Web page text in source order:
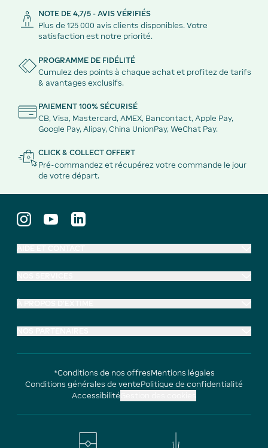
NOTE DE 4,7/5 - AVIS VÉRIFIÉS
Plus de 125 000 avis clients disponibles. Votre
satisfaction est notre priorité.
PROGRAMME DE FIDÉLITÉ
Cumulez des points à chaque achat et profitez de tarifs
& avantages exclusifs.
PAIEMENT 100% SÉCURISÉ
CB, Visa, Mastercard, AMEX, Bancontact, Apple Pay,
Google Pay, Alipay, China UnionPay, WeChat Pay.
CLICK & COLLECT OFFERT
Pré-commandez et récupérez votre commande le jour
de votre départ.
*Conditions de nos offresMentions légales
Conditions générales de ventePolitique de confidentialité
Accessibilité